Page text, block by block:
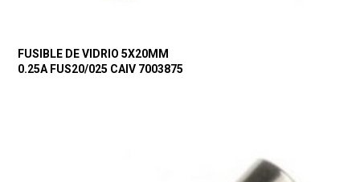
FUSIBLE DE VIDRIO 5X20MM
0.25A FUS20/025 CAIV 7003875